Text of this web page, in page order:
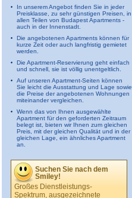
In unserem Angebot finden Sie in jeder
Preisklasse, zu sehr günstigen Preisen, in
allen Teilen von Budapest Apartments -
auch in der Innenstadt.
Die angebotenen Apartments können für
kurze Zeit oder auch langfristig gemietet
werden.
Die Apartment-Reservierung geht einfach
und schnell, sie ist völlig unentgeltlich.
Auf unseren Apartment-Seiten können
Sie leicht die Ausstattung und Lage sowie
die Preise der angebotenen Wohnungen
miteinander vergleichen.
Wenn das von Ihnen ausgewählte
Apartment für den geforderten Zeitraum
belegt ist, bieten wir Ihnen zum gleichen
Preis, mit der gleichen Qualität und in der
gleichen Lage, ein ähnliches Apartment
an.
Suchen Sie nach dem
Smiley!
Großes Dienstleistungs-
Spektrum, ausgezeichnete